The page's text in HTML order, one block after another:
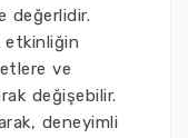
değerlidir.
etkinliğin
ve
değişebilir.
deneyimli